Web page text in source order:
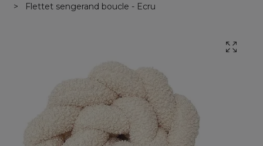
Flettet sengerand boucle - Ecru